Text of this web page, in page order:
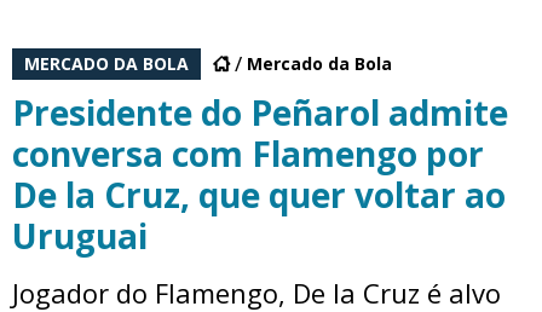
MERCADO DA BOLA Mercado da Bola
Presidente do Peñarol admite
conversa com Flamengo por
De la Cruz, que quer voltar ao
Uruguai
Jogador do Flamengo, De la Cruz é alvo